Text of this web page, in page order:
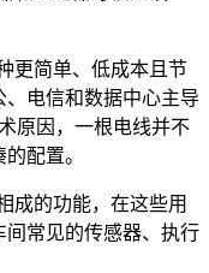
更简单、低成本且节
电信和数据中心主导
原因，一根电线并不
配置。
成的功能，在这些用
常见的传感器、执行